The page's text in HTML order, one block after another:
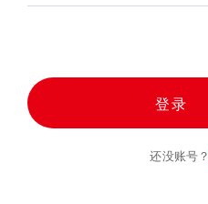
登录
还没账号？